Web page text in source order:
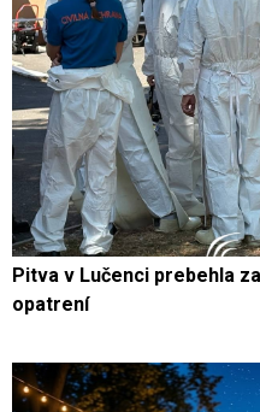
Pitva v Lučenci prebehla
opatrení